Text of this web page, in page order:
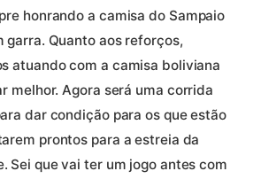
honrando a camisa do Sampaio
garra. Quanto aos reforços,
atuando com a camisa boliviana
melhor. Agora será uma corrida
dar condição para os que estão
prontos para a estreia da
Sei que vai ter um jogo antes com